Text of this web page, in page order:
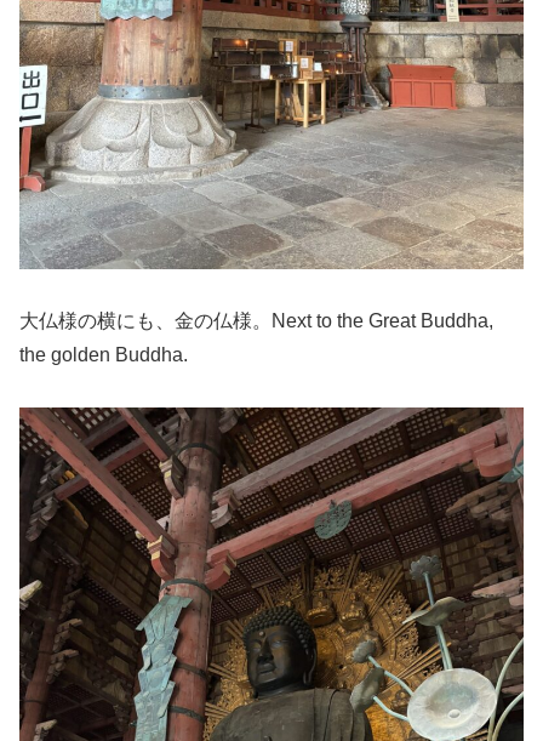
大仏様の横にも、金の仏様。Next to the Great Buddha,
the golden Buddha.